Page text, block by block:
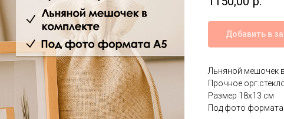
Добавить в
Льняной мешочек
Прочное
Размер 18х13 см
Под фото